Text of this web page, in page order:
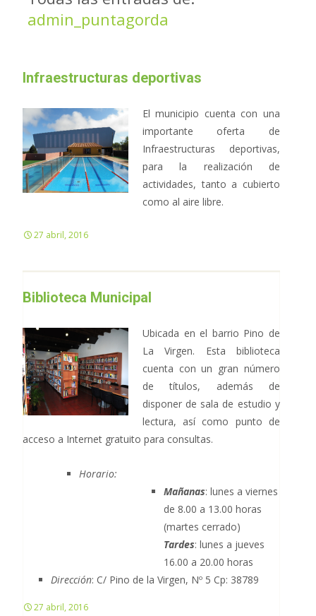
admin_puntagorda
Infraestructuras deportivas
El municipio cuenta con una
importante oferta de
Infraestructuras deportivas,
para la realización de
actividades, tanto a cubierto
como al aire libre.
27 abril, 2016
Biblioteca Municipal
Ubicada en el barrio Pino de
La Virgen. Esta biblioteca
cuenta con un gran número
de títulos, además de
disponer de sala de estudio y
lectura, así como punto de
acceso a Internet gratuito para consultas.
Horario:
Mañanas: lunes a viernes
de 8.00 a 13.00 horas
(martes cerrado)
Tardes: lunes a jueves
16.00 a 20.00 horas
Dirección: C/ Pino de la Virgen, Nº 5 Cp: 38789
27 abril, 2016